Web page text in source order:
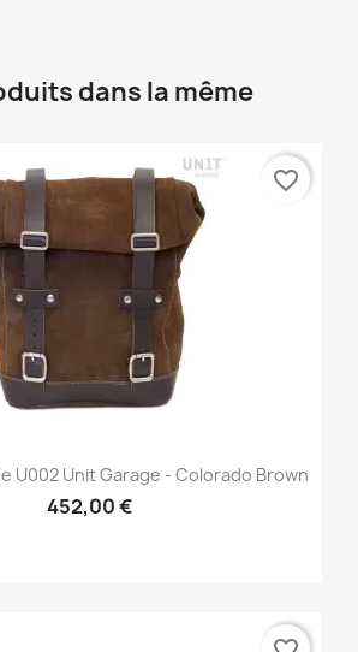
dans la même
U002 Unit Garage - Colorado Brown
452,00 €
favorite_border